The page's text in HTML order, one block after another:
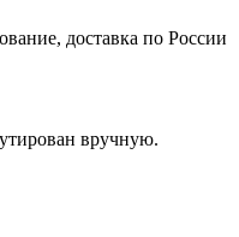
доставка по России
вручную.